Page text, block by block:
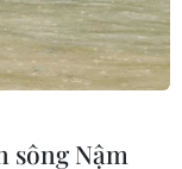
sông Nậm